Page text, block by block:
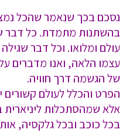
נסכם בכך שנאמר שהכל
בהשתנות מתמדת. כל דבר
עולם ומלואו. וכל דבר
עצמו הלאה, ואנו מדברים
של הגשמה דרך חוויה.
הפרט והכלל לעולם קשורים
אלא שמהסתכלות
בכל כוכב ובכל גלקסיה,